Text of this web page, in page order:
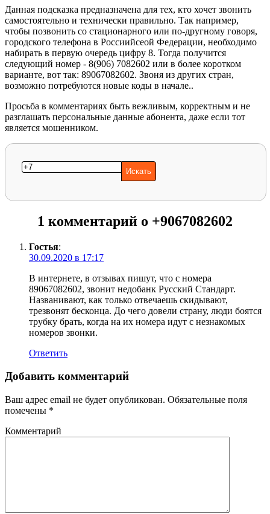
Данная подсказка предназначена для тех, кто хочет звонить
самостоятельно и технически правильно. Так например,
чтобы позвонить со стационарного или по-другному говоря,
городского телефона в Россиийсеой Федерации, необходимо
набирать в первую очередь цифру 8. Тогда получится
следующий номер - 8(906) 7082602 или в более коротком
варианте, вот так: 89067082602. Звоня из других стран,
возможно потребуются новые коды в начале..
Просьба в комментариях быть вежливым, корректным и не
разглашать персональные данные абонента, даже если тот
является мошенником.
1 комментарий о +9067082602
Гостья:
30.09.2020 в 17:17
В интернете, в отзывах пишут, что с номера
89067082602, звонит недобанк Русский Стандарт.
Названивают, как только отвечаешь скидывают,
трезвонят бесконца. До чего довели страну, люди боятся
трубку брать, когда на их номера идут с незнакомых
номеров звонки.
Ответить
Добавить комментарий
Ваш адрес email не будет опубликован. Обязательные поля
помечены *
Комментарий